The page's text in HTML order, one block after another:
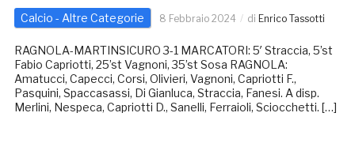
Calcio - Altre Categorie 8 Febbraio 2024 di Enrico Tassotti
RAGNOLA-MARTINSICURO 3-1 MARCATORI: 5′ Straccia, 5’st
Fabio Capriotti, 25’st Vagnoni, 35’st Sosa RAGNOLA:
Amatucci, Capecci, Corsi, Olivieri, Vagnoni, Capriotti F.,
Pasquini, Spaccasassi, Di Gianluca, Straccia, Fanesi. A disp.
Merlini, Nespeca, Capriotti D., Sanelli, Ferraioli, Sciocchetti. […]